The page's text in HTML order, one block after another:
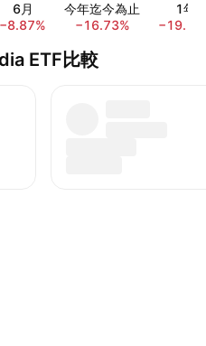
6月
−8.87%
今年迄今為止
−16.73%
1年
ETF比較